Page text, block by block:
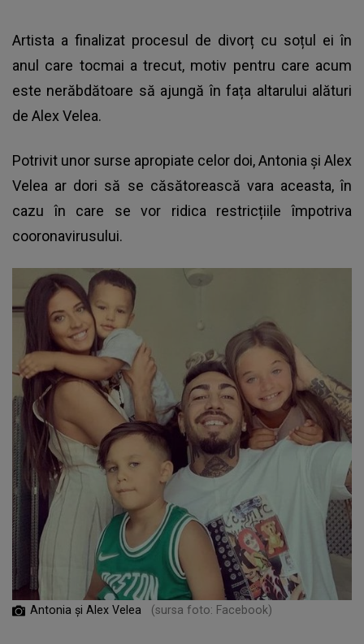
Artista a finalizat procesul de divorț cu soțul ei în
anul care tocmai a trecut, motiv pentru care acum
este nerăbdătoare să ajungă în fața altarului alături
de Alex Velea.
Potrivit unor surse apropiate celor doi, Antonia și Alex
Velea ar dori să se căsătorească vara aceasta, în
cazu în care se vor ridica restricțiile împotriva
cooronavirusului.
Antonia și Alex Velea (sursa foto: Facebook)